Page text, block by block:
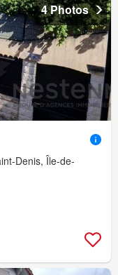
4 Photos
Denis, Île-de-